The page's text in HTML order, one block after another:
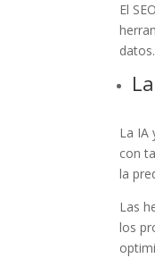
El
datos.
La IA
con
la
Las
los